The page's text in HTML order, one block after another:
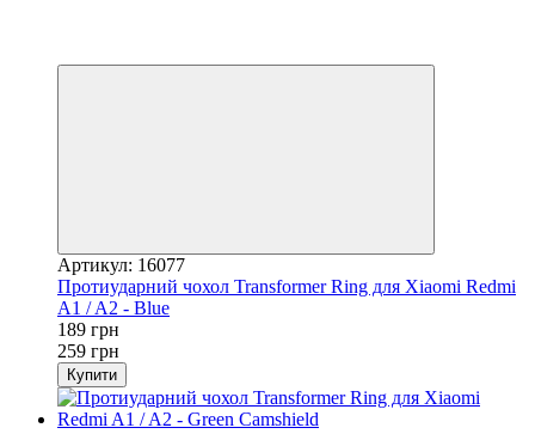
Артикул: 16077
Протиударний чохол Transformer Ring для Xiaomi Redmi
A1 / A2 - Blue
189 грн
259 грн
Купити